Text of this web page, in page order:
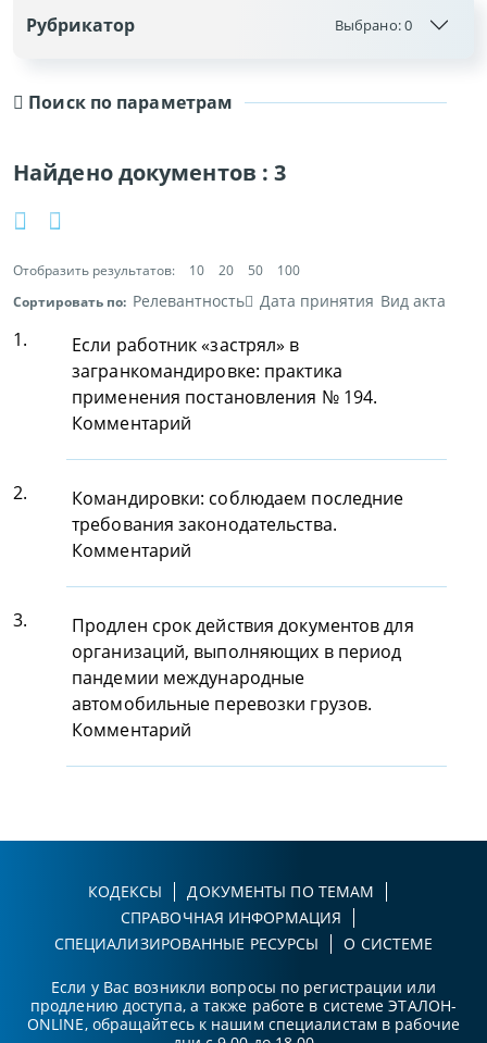
Поиск по параметрам
Найдено документов :3
Отобразить результатов: 10 20 50
100
Сортировать по: Релевантность Дата принятия Вид акта
1.
Если работник «застрял» в
загранкомандировке: практика
применения постановления № 194.
Комментарий
2.
Командировки: соблюдаем последние
требования законодательства.
Комментарий
3.
Продлен срок действия документов для
организаций, выполняющих в период
пандемии международные
автомобильные перевозки грузов.
Комментарий
Рубрикатор Выбрано:0
КОДЕКСЫ
ДОКУМЕНТЫ ПО ТЕМАМ
СПРАВОЧНАЯ ИНФОРМАЦИЯ
СПЕЦИАЛИЗИРОВАННЫЕ РЕСУРСЫ
О СИСТЕМЕ
Если у Вас возникли вопросы по регистрации или
продлению доступа, а также работе в системе ЭТАЛОН-
ONLINE, обращайтесь к нашим специалистам в рабочие